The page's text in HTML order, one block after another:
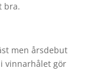
bra.
men årsdebut
vinnarhålet gör